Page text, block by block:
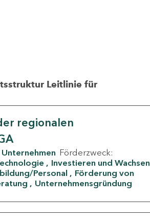
Leitlinie für
regionalen
Unternehmen Förderzweck:
Investieren und Wachsen
Personal
Förderung von
Unternehmensgründung